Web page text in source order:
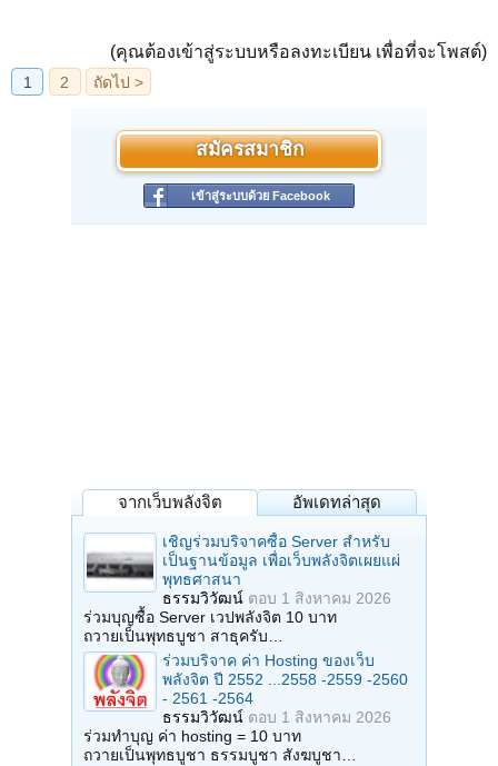
(คุณต้องเข้าสู่ระบบหรือลงทะเบียน เพื่อที่จะโพสต์)
สมัครสมาชิก
เข้าสู่ระบบด้วย Facebook
จากเว็บพลังจิต อัพเดทล่าสุด
เชิญร่วมบริจาคซื้อ Server สำหรับ
เป็นฐานข้อมูล เพื่อเว็บพลังจิตเผยแผ่
พุทธศาสนา
ธรรมวิวัฒน์ ตอบ 1 สิงหาคม 2026
ร่วมบุญซื้อ Server เวปพลังจิต 10 บาท
ถวายเป็นพุทธบูชา สาธุครับ…
ร่วมบริจาค ค่า Hosting ของเว็บ
พลังจิต ปี 2552 ...2558 -2559 -2560
- 2561 -2564
ธรรมวิวัฒน์ ตอบ 1 สิงหาคม 2026
ร่วมทำบุญ ค่า hosting = 10 บาท
ถวายเป็นพุทธบูชา ธรรมบูชา สังฆบูชา…